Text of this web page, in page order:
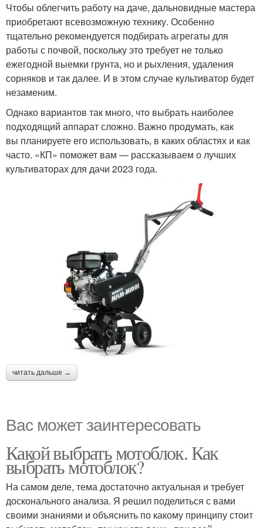
Чтобы облегчить работу на даче, дальновидные мастера
приобретают всевозможную технику. Особенно
тщательно рекомендуется подбирать агрегаты для
работы с почвой, поскольку это требует не только
ежегодной выемки грунта, но и рыхления, удаления
сорняков и так далее. И в этом случае культиватор будет
незаменим.
Однако вариантов так много, что выбрать наиболее
подходящий аппарат сложно. Важно продумать, как
вы планируете его использовать, в каких областях и как
часто. «КП» поможет вам — рассказываем о лучших
культиваторах для дачи 2023 года.
читать дальше →
Вас может заинтересовать
Какой выбрать мотоблок. Как
выбрать мотоблок?
На самом деле, тема достаточно актуальная и требует
досконального анализа. Я решил поделиться с вами
своими знаниями и объяснить по какому принципу стоит